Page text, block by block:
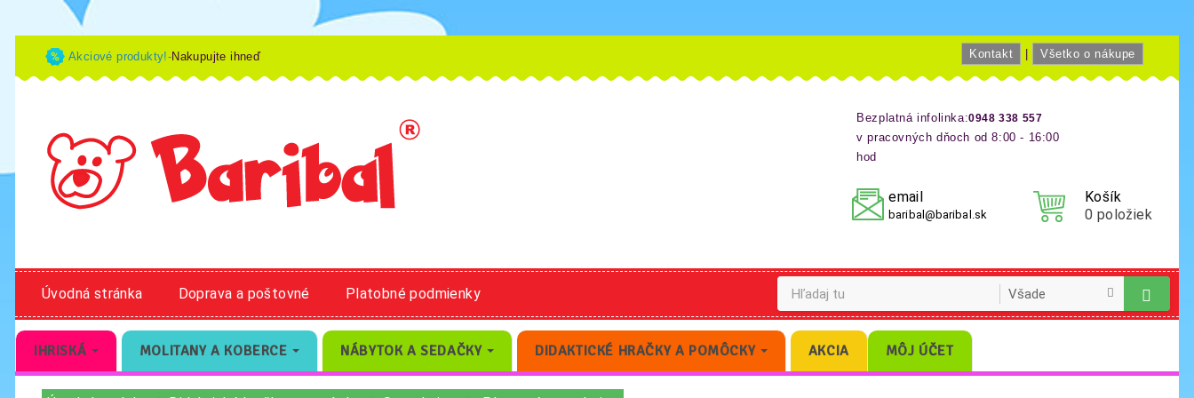
Akciové produkty!-Nakupujte ihneď Kontakt Všetko o nákupe
Bezplatná infolinka:0948 338 557
v pracovných dňoch od 8:00 - 16:00
hod
Košík
0 položiek
email
baribal@baribal.sk
Úvodná stránka Doprava a poštovné Platobné podmienky
IHRISKÁ MOLITANY A KOBERCE NÁBYTOK A SEDAČKY DIDAKTICKÉ HRAČKY A POMÔCKY AKCIA MÔJ ÚČET